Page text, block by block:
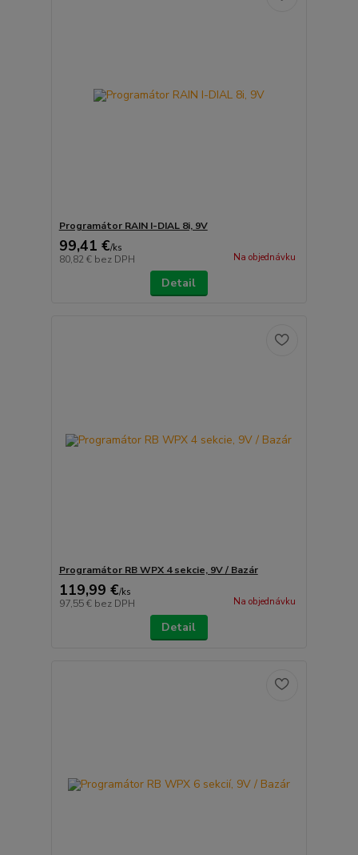
Programátor RAIN I-DIAL 8i, 9V
99,41 €/ks
80,82 € bez DPH Na objednávku
Detail
Programátor RB WPX 4 sekcie, 9V / Bazár
119,99 €/ks
97,55 € bez DPH Na objednávku
Detail